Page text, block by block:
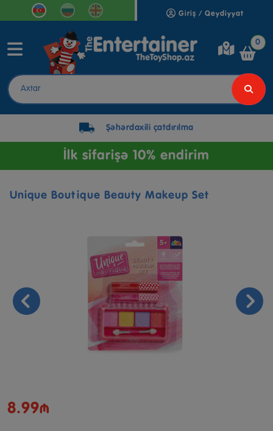
Giriş / Qeydiyyat
0
Şəhərdaxili çatdırılma
İlk sifarişə 10% endirim
Unique Boutique Beauty Makeup Set
8.99₼